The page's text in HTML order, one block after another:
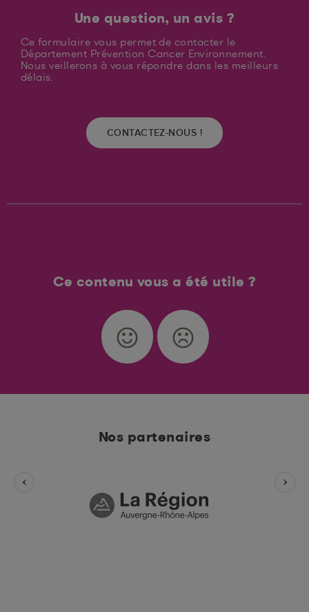
Une question, un avis ?
Ce formulaire vous permet de contacter le
Département Prévention Cancer Environnement.
Nous veillerons à vous répondre dans les meilleurs
délais.
CONTACTEZ-NOUS !
Ce contenu vous a été utile ?
Nos partenaires